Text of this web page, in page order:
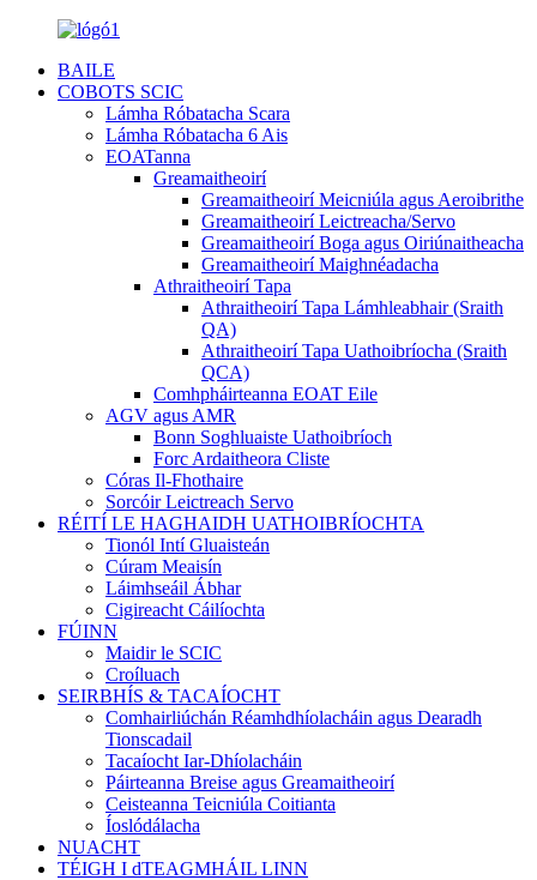
BAILE
COBOTS SCIC
Lámha Róbatacha Scara
Lámha Róbatacha 6 Ais
EOATanna
Greamaitheoirí
Greamaitheoirí Meicniúla agus Aeroibrithe
Greamaitheoirí Leictreacha/Servo
Greamaitheoirí Boga agus Oiriúnaitheacha
Greamaitheoirí Maighnéadacha
Athraitheoirí Tapa
Athraitheoirí Tapa Lámhleabhair (Sraith
QA)
Athraitheoirí Tapa Uathoibríocha (Sraith
QCA)
Comhpháirteanna EOAT Eile
AGV agus AMR
Bonn Soghluaiste Uathoibríoch
Forc Ardaitheora Cliste
Córas Il-Fhothaire
Sorcóir Leictreach Servo
RÉITÍ LE HAGHAIDH UATHOIBRÍOCHTA
Tionól Intí Gluaisteán
Cúram Meaisín
Láimhseáil Ábhar
Cigireacht Cáilíochta
FÚINN
Maidir le SCIC
Croíluach
SEIRBHÍS & TACAÍOCHT
Comhairliúchán Réamhdhíolacháin agus Dearadh
Tionscadail
Tacaíocht Iar-Dhíolacháin
Páirteanna Breise agus Greamaitheoirí
Ceisteanna Teicniúla Coitianta
Íoslódálacha
NUACHT
TÉIGH I dTEAGMHÁIL LINN